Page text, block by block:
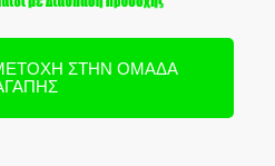
ΣΤΗΝ ΟΜΆΔΑ